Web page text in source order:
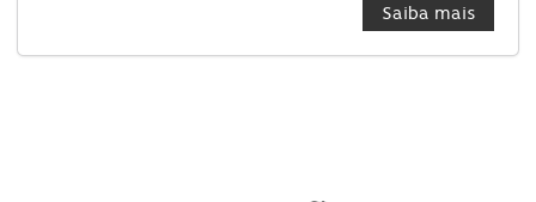
Saiba mais